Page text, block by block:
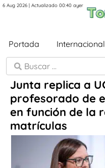
6 Aug 2026 | Actualizado 00:40 ayer
Portada Internacional
Junta replica a
profesorado de
en función de la
matrículas